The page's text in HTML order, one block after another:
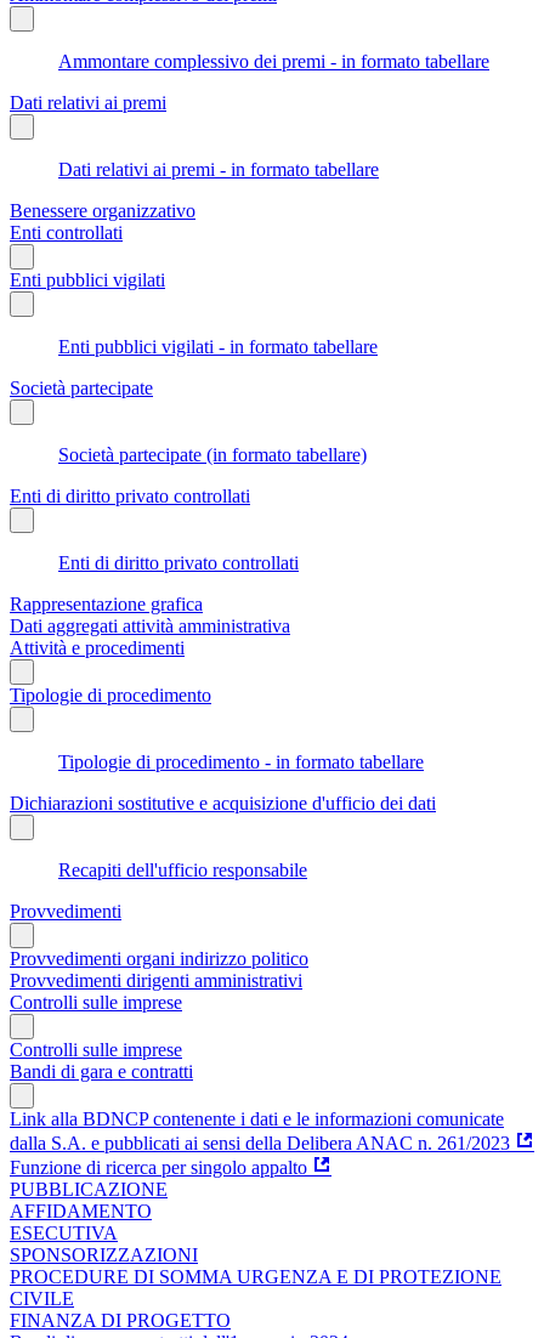
Ammontare complessivo dei premi - in formato tabellare
Dati relativi ai premi
Dati relativi ai premi - in formato tabellare
Benessere organizzativo
Enti controllati
Enti pubblici vigilati
Enti pubblici vigilati - in formato tabellare
Società partecipate
Società partecipate (in formato tabellare)
Enti di diritto privato controllati
Enti di diritto privato controllati
Rappresentazione grafica
Dati aggregati attività amministrativa
Attività e procedimenti
Tipologie di procedimento
Tipologie di procedimento - in formato tabellare
Dichiarazioni sostitutive e acquisizione d'ufficio dei dati
Recapiti dell'ufficio responsabile
Provvedimenti
Provvedimenti organi indirizzo politico
Provvedimenti dirigenti amministrativi
Controlli sulle imprese
Controlli sulle imprese
Bandi di gara e contratti
Link alla BDNCP contenente i dati e le informazioni comunicate
dalla S.A. e pubblicati ai sensi della Delibera ANAC n. 261/2023
Funzione di ricerca per singolo appalto
PUBBLICAZIONE
AFFIDAMENTO
ESECUTIVA
SPONSORIZZAZIONI
PROCEDURE DI SOMMA URGENZA E DI PROTEZIONE
CIVILE
FINANZA DI PROGETTO